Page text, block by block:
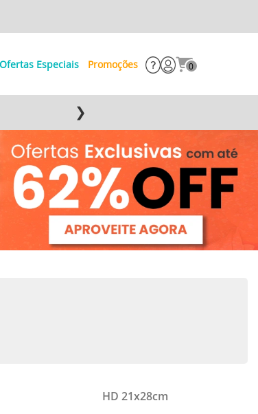
Ofertas Especiais Promoções 0
❯
HD 21x28cm